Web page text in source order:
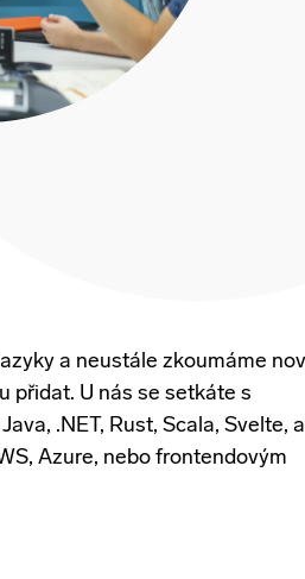
a neustále zkoumáme
přidat. U nás se setkáte s
.NET, Rust, Scala, Svelte,
Azure, nebo frontendovým